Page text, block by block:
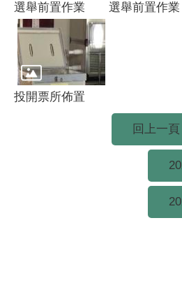
選舉前置作業
選舉前置作業
投開票所佈置
回上一頁